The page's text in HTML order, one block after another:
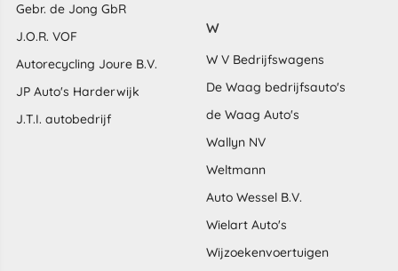
Gebr. de Jong GbR
J.O.R. VOF
Autorecycling Joure B.V.
JP Auto's Harderwijk
J.T.I. autobedrijf
W
W V Bedrijfswagens
De Waag bedrijfsauto's
de Waag Auto's
Wallyn NV
Weltmann
Auto Wessel B.V.
Wielart Auto's
Wijzoekenvoertuigen